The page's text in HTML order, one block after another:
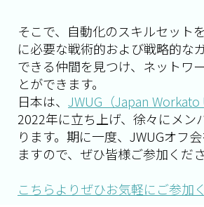
そこで、自動化のスキルセット
に必要な戦術的および戦略的な
できる仲間を見つけ、ネットワ
とができます。
日本は、 JWUG（Japan Workato
2022年に立ち上げ、徐々にメン
ります。期に一度、JWUGオフ
ますので、ぜひ皆様ご参加くだ
こちらよりぜひお気軽にご参加